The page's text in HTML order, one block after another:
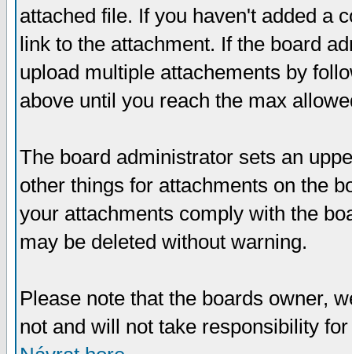
attached file. If you haven't added a
link to the attachment. If the board
upload multiple attachements by
above until you reach the max
The board administrator sets an
other things for attachments on the
your attachments comply with the
may be deleted without warning.
Please note that the boards owner,
not and will not take responsibility